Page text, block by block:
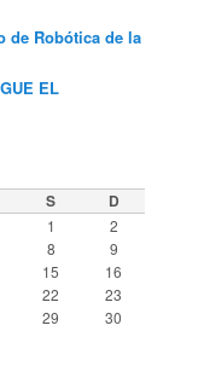
de Robótica de la
EL
S D
1
2
8
9
15
16
22
23
29
30